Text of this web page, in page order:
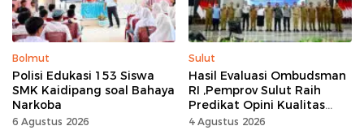
Bolmut
Polisi Edukasi 153 Siswa
SMK Kaidipang soal Bahaya
Narkoba
6 Agustus 2026
Sulut
Hasil Evaluasi Ombudsman
RI ,Pemprov Sulut Raih
Predikat Opini Kualitas
Tinggi Tanpa
4 Agustus 2026